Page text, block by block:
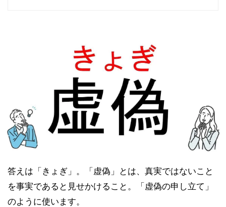
答えは「きょぎ」。「虚偽」とは、真実ではないこと
を事実であると見せかけること。「虚偽の申し立て」
のように使います。